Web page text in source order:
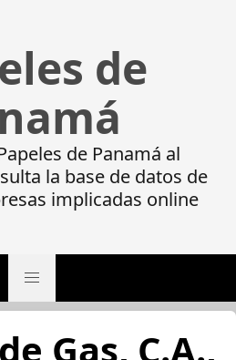
de
de Panamá al
la base de datos de
implicadas online
Gas, C.A.,